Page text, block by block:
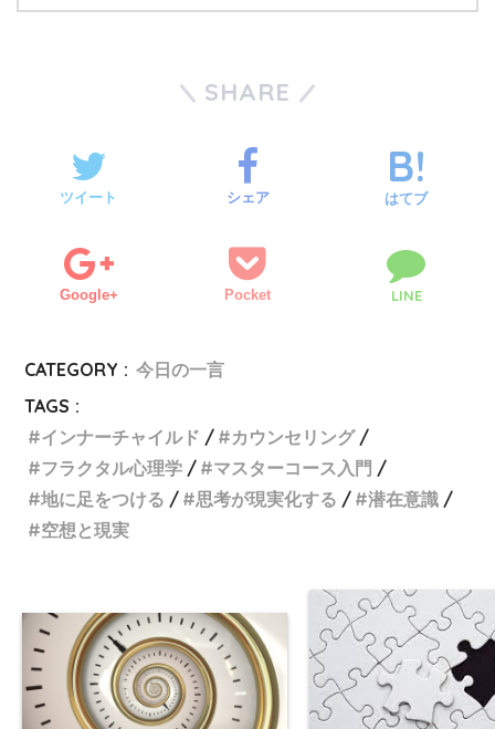
SHARE
ツイート シェア はてブ
Google+ Pocket LINE
CATEGORY : 今日の一言
TAGS :
インナーチャイルド
カウンセリング
フラクタル心理学
マスターコース入門
地に足をつける
思考が現実化する
潜在意識
空想と現実